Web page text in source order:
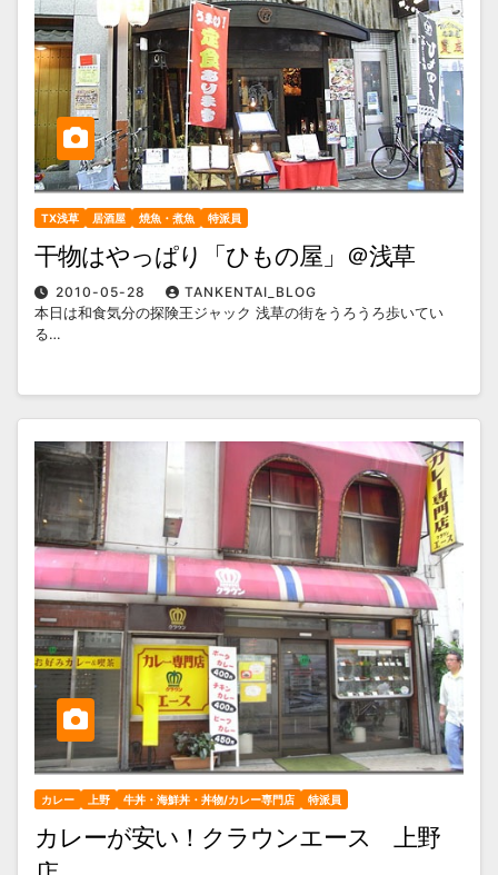
TX浅草 居酒屋 焼魚・煮魚 特派員
干物はやっぱり「ひもの屋」＠浅草
2010-05-28
TANKENTAI_BLOG
本日は和食気分の探険王ジャック 浅草の街をうろうろ歩いてい
る…
カレー 上野 牛丼・海鮮丼・丼物/カレー専門店 特派員
カレーが安い！クラウンエース 上野